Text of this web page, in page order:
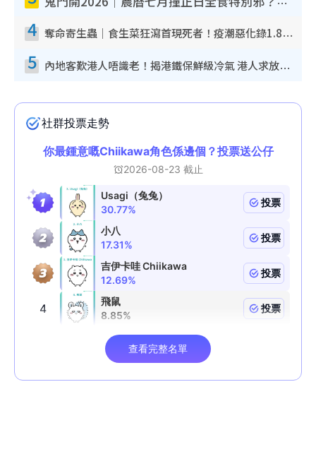
4 奪命寄生蟲｜食生菜狂瀉首現死者！疫潮惡化錄1.8萬宗病例 揭洗菜3大謬誤
5 內地客歎港人唔識老！揭港鐵保鮮級冷氣 港人求放過：咪投訴